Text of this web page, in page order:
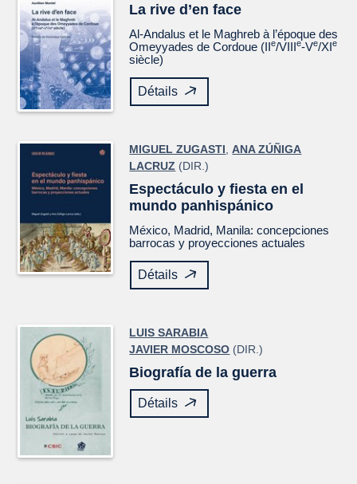
La rive d’en face
Al-Andalus et le Maghreb à l’époque des
Omeyyades de Cordoue (IIe/VIIIe-Ve/XIe
siècle)
Détails
MIGUEL ZUGASTI ,ANA ZÚÑIGA
LACRUZ (DIR.)
Espectáculo y fiesta en el
mundo panhispánico
México, Madrid, Manila: concepciones
barrocas y proyecciones actuales
Détails
LUIS SARABIA
JAVIER MOSCOSO (DIR.)
Biografía de la guerra
Détails